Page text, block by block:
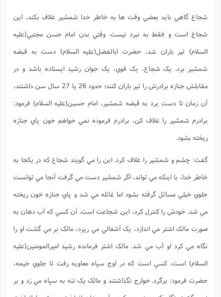
شجاع گاهي بايد بعضي وقت ها به خاطر خدا شمشير غلاف بکند، اين
شجاع است و فقط به نبرد نيست. وقتي بدن امام حسن مجتبي(علیه
السلام) تير باران شد، حضرت ابالفضل(علیه السلام) دست به قبضه
شمشير برد. يک شجاع، يک قوي، يک جوان رشيد ايستاده باشد و در
مقابلش جنازه برادرش را تير باران کنند؛ حدود 26 يا 27 سال سن داشتند،
آن زمان تا دست برد به قبضه شمشير، امام حسين(علیه السلام) فرمود:
برادرم شمشير را غلاف کن، برادرم فرموده نمي خواهم خون پاي جنازه
ريخته بشود.
گفت: چشم و شمشير را غلاف کرد. اين را مي گويند شجاع که در يکجا به
خاطر خدا، با اينکه مي تواند، اگر شمشير دست مي گرفت آنجا مي توانست
جلوي خيلي مسائل گرفته بشود اما غائله مي شد و پاي جنازه خون ريخته
مي شد. خودش را کنترل کرد، اين شجاعت است. آن کسي که آب دهان به
صورت مالک اشتر مي اندازد، يک آشغالي مي ريزد، مالک بر مي گشت او را
نگاه مي کرد او آب مي شد. مالک اشتر فرمانده رشيد اميرالمومنين(علیه
السلام) است، کسي است که در اوج سپاه معاويه رفت تا جلوي خيمه،
حضرت فرمود: برگرد. خوارج نگذاشتند و مالک يک تنه به سپاه مي زد و بر